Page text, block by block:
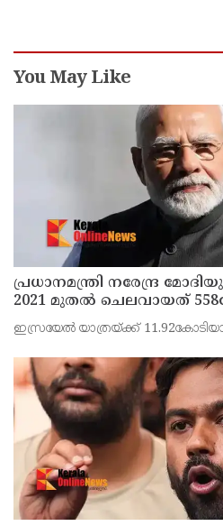
You May Like
പ്രധാനമന്ത്രി നരേന്ദ്ര
2021 മുതല്‍ ചെലവായത്
ഇസ്രയേല്‍ യാത്രയ്ക്ക്